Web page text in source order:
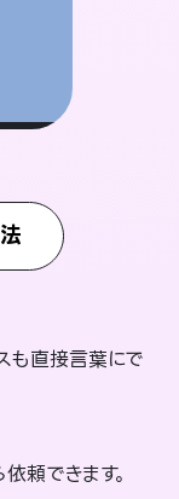
も直接言葉にで
頼できます。